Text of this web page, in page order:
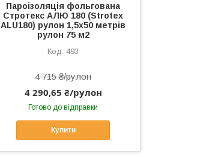
Пароізоляція фольгована
Стротекс АЛЮ 180 (Strotex
ALU180) рулон 1,5х50 метрів
рулон 75 м2
493
4 715 ₴/рулон
4 290,65 ₴/рулон
Готово до відправки
Купити